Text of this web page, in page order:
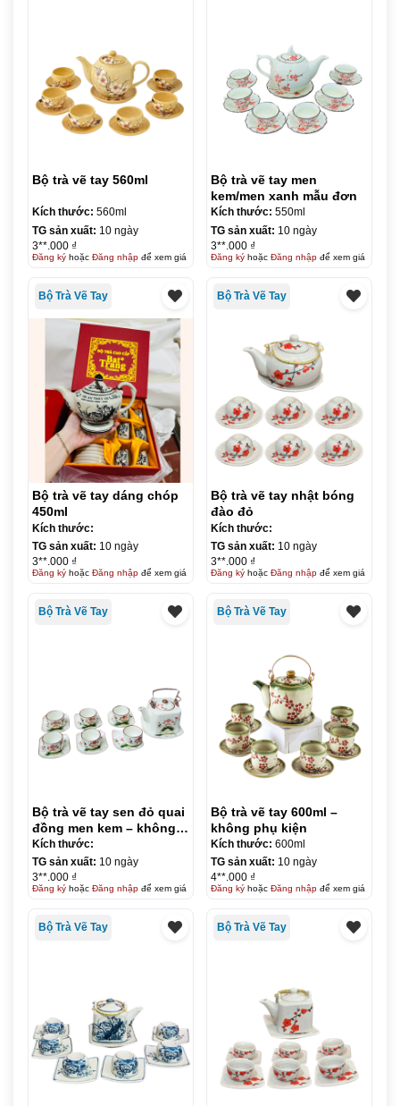
Bộ trà vẽ tay 560ml
Kích thước: 560ml
TG sản xuất: 10 ngày
3**.000 ₫
Đăng kýhoặc Đăng nhậpđể xem giá
Bộ trà vẽ tay men
kem/men xanh mẫu đơn
Kích thước: 550ml
TG sản xuất: 10 ngày
3**.000 ₫
Đăng kýhoặc Đăng nhậpđể xem giá
Bộ Trà Vẽ Tay
Bộ trà vẽ tay dáng chóp
450ml
Kích thước:
TG sản xuất: 10 ngày
3**.000 ₫
Đăng kýhoặc Đăng nhậpđể xem giá
Bộ Trà Vẽ Tay
Bộ trà vẽ tay nhật bóng
đào đỏ
Kích thước:
TG sản xuất: 10 ngày
3**.000 ₫
Đăng kýhoặc Đăng nhậpđể xem giá
Bộ Trà Vẽ Tay
Bộ trà vẽ tay sen đỏ quai
đồng men kem – không
phụ kiện
Kích thước:
TG sản xuất: 10 ngày
3**.000 ₫
Đăng kýhoặc Đăng nhậpđể xem giá
Bộ Trà Vẽ Tay
Bộ trà vẽ tay 600ml –
không phụ kiện
Kích thước: 600ml
TG sản xuất: 10 ngày
4**.000 ₫
Đăng kýhoặc Đăng nhậpđể xem giá
Bộ Trà Vẽ Tay Bộ Trà Vẽ Tay